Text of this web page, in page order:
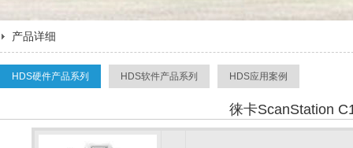
产品详细
HDS硬件产品系列 HDS软件产品系列 HDS应用案例
徕卡ScanStation